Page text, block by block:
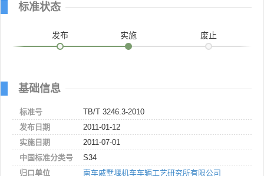
标准状态
发布 实施 废止
基础信息
标准号
TB/T 3246.3-2010
发布日期
2011-01-12
实施日期
2011-07-01
中国标准分类号
S34
归口单位
南车戚墅堰机车车辆工艺研究所有限公司